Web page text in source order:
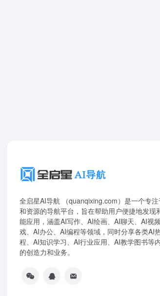
全启星AI导航 （quanqixing.com）是一个专
和资源的导航平台，旨在帮助用户便捷地发现
能应用，涵盖AI写作、AI绘画、AI聊天、AI视
戏、AI办公、AI编程等领域，同时分享各类AI
程、AI知识学习、AI行业应用、AI教学图书等
的创造力和业务。